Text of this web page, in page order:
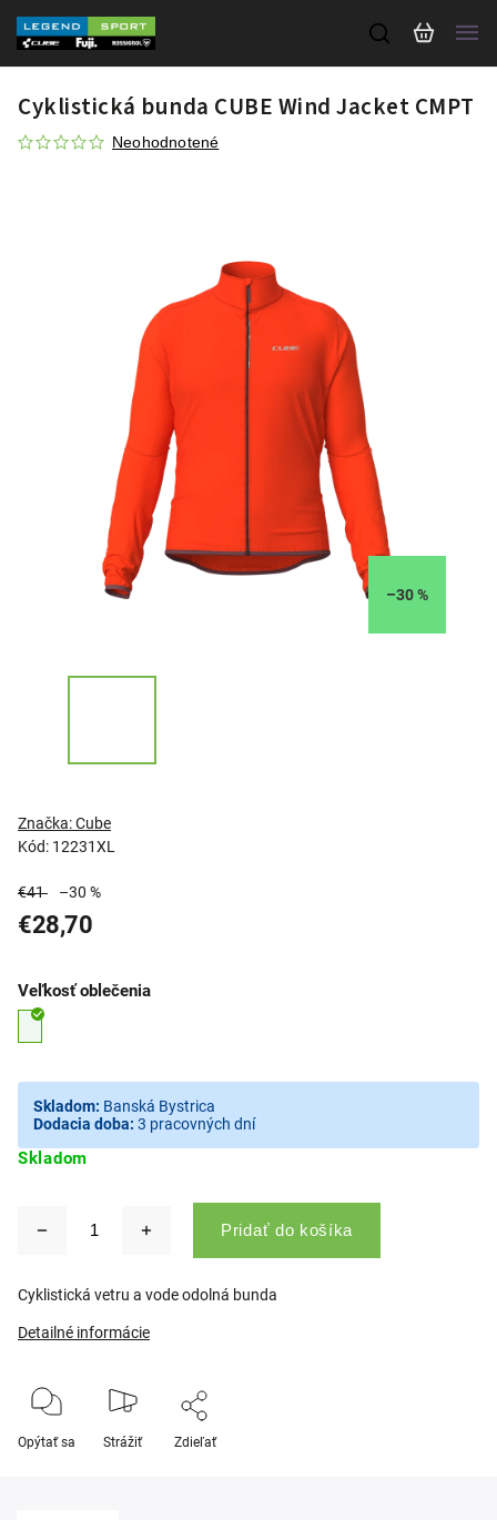
Cyklistická bunda CUBE Wind Jacket CMPT
Neohodnotené
–30 %
Kód: 12231XL
Značka:Cube
€41 –30 %
€28,70
Skladom
Veľkosť oblečenia
Skladom: Banská Bystrica
Dodacia doba: 3 pracovných dní
Pridať do košíka
Cyklistická vetru a vode odolná bunda
Detailné informácie
Opýtať sa Strážiť Zdieľať